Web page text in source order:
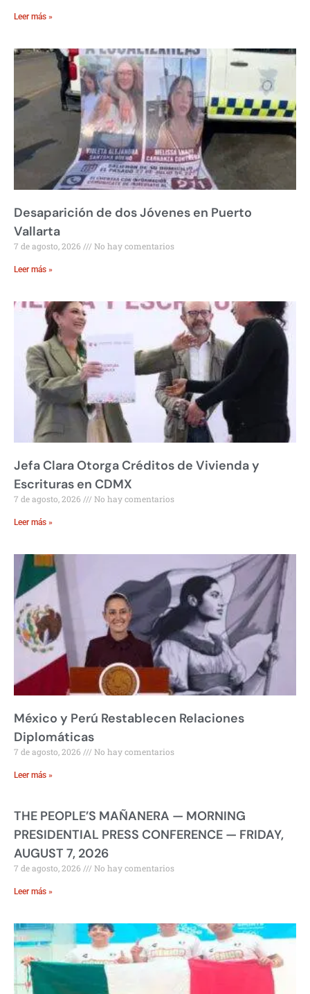
Leer más »
Desaparición de dos Jóvenes en Puerto
Vallarta
7 de agosto, 2026 No hay comentarios
Leer más »
Jefa Clara Otorga Créditos de Vivienda y
Escrituras en CDMX
7 de agosto, 2026 No hay comentarios
Leer más »
México y Perú Restablecen Relaciones
Diplomáticas
7 de agosto, 2026 No hay comentarios
Leer más »
THE PEOPLE’S MAÑANERA — MORNING
PRESIDENTIAL PRESS CONFERENCE — FRIDAY,
AUGUST 7, 2026
7 de agosto, 2026 No hay comentarios
Leer más »